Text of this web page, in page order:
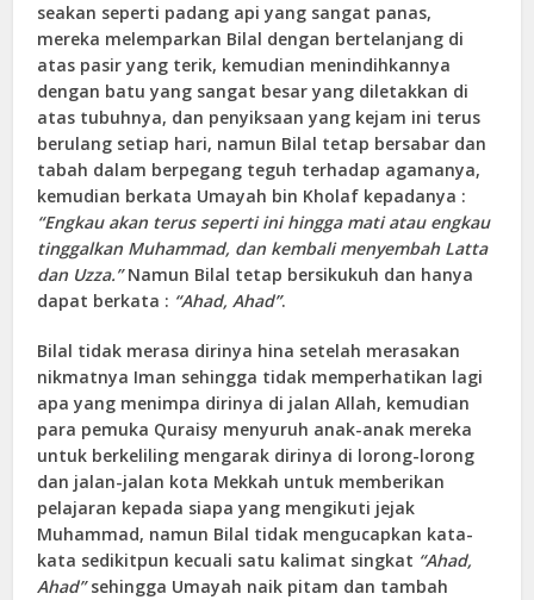
seakan seperti padang api yang sangat panas,
mereka melemparkan Bilal dengan bertelanjang di
atas pasir yang terik, kemudian menindihkannya
dengan batu yang sangat besar yang diletakkan di
atas tubuhnya, dan penyiksaan yang kejam ini terus
berulang setiap hari, namun Bilal tetap bersabar dan
tabah dalam berpegang teguh terhadap agamanya,
kemudian berkata Umayah bin Kholaf kepadanya :
“Engkau akan terus seperti ini hingga mati atau engkau
tinggalkan Muhammad, dan kembali menyembah Latta
dan Uzza.”Namun Bilal tetap bersikukuh dan hanya
dapat berkata : “Ahad, Ahad”.
Bilal tidak merasa dirinya hina setelah merasakan
nikmatnya Iman sehingga tidak memperhatikan lagi
apa yang menimpa dirinya di jalan Allah, kemudian
para pemuka Quraisy menyuruh anak-anak mereka
untuk berkeliling mengarak dirinya di lorong-lorong
dan jalan-jalan kota Mekkah untuk memberikan
pelajaran kepada siapa yang mengikuti jejak
Muhammad, namun Bilal tidak mengucapkan kata-
kata sedikitpun kecuali satu kalimat singkat “Ahad,
Ahad”sehingga Umayah naik pitam dan tambah